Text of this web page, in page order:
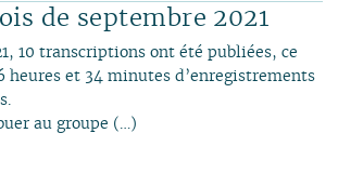
de septembre 2021
10 transcriptions ont été publiées, ce
heures et 34 minutes d’enregistrements
au groupe (…)